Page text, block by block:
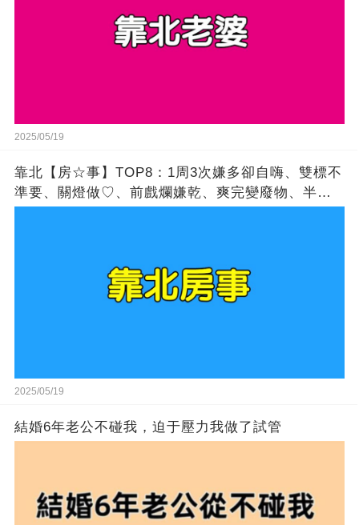
2025/05/19
靠北【房☆事】TOP8：1周3次嫌多卻自嗨、雙標不
準要、關燈做♡、前戲爛嫌乾、爽完變廢物、半夜強
2025/05/19
結婚6年老公不碰我，迫于壓力我做了試管